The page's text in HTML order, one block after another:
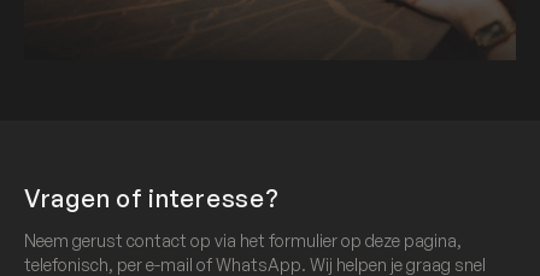
Vragen of interesse?
Neem gerust contact op via het formulier op deze pagina,
telefonisch, per e-mail of WhatsApp. Wij helpen je graag snel